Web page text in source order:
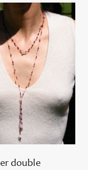
double